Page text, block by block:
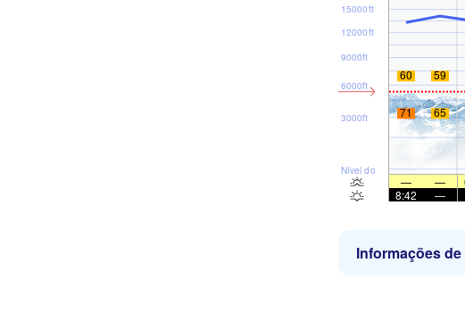
Nível do mar
3000ft
6000ft
9000ft
12000ft
15000ft
60 59
71 65
— —
8:42
—
Informações